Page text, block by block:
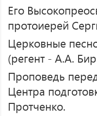
Его
протоиерей
Церковные
(регент - А.А.
Проповедь
Центра
Протченко.